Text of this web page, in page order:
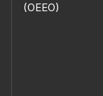
(OEEO)